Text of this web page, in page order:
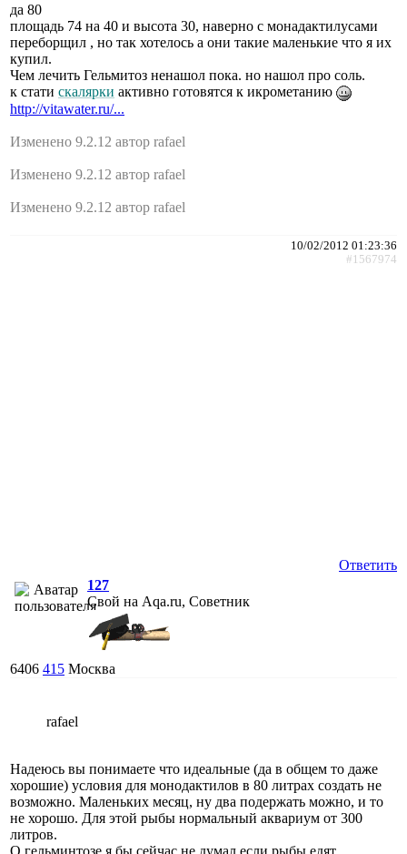
да 80
площадь 74 на 40 и высота 30, наверно с монадактилусами
переборщил , но так хотелось а они такие маленькие что я их
купил.
Чем лечить Гельмитоз ненашол пока. но нашол про соль.
к стати скалярки активно готовятся к икрометанию
http://vitawater.ru/...
Изменено 9.2.12 автор rafael
Изменено 9.2.12 автор rafael
Изменено 9.2.12 автор rafael
10/02/2012 01:23:36
#1567974
Ответить
127
Свой на Aqa.ru, Советник
6406 415 Москва
rafael
Надеюсь вы понимаете что идеальные (да в общем то даже
хорошие) условия для монодактилов в 80 литрах создать не
возможно. Маленьких месяц, ну два подержать можно, и то
не хорошо. Для этой рыбы нормальный аквариум от 300
литров.
О гельминтозе я бы сейчас не думал если рыбы едят